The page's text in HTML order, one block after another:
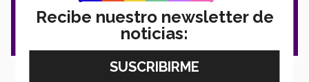
Recibe nuestro newsletter de
noticias: